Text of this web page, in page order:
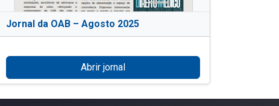
Jornal da OAB – Agosto 2025
Abrir jornal